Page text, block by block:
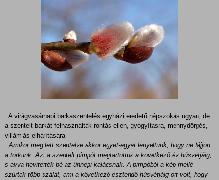
A virágvasárnapi barkaszentelés egyházi eredetű népszokás ugyan, de
a szentelt barkát felhasználták rontás ellen, gyógyításra, mennydörgés,
villámlás elhárítására.
„Amikor meg lett szentelve akkor egyet-egyet lenyeltünk, hogy ne fájjon
a torkunk. Azt a szentelt pimpót megtartottuk a következő év húsvétjáig,
s avva hevitették bé az ünnepi kalácsnak. A pimpóból a kép mellé
szúrtak több szálat, ami a következő esztendő húsvétjáig ott volt, hogy